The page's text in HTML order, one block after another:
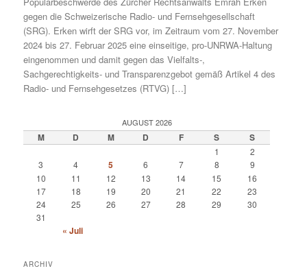
gegen die Schweizerische Radio- und Fernsehgesellschaft
(SRG). Erken wirft der SRG vor, im Zeitraum vom 27. November
2024 bis 27. Februar 2025 eine einseitige, pro-UNRWA-Haltung
eingenommen und damit gegen das Vielfalts-,
Sachgerechtigkeits- und Transparenzgebot gemäß Artikel 4 des
Radio- und Fernsehgesetzes (RTVG) […]
AUGUST 2026
M D M D F S S
1
2
3
4 5 6 7 8
9
10
11 12 13 14 15
16
17
18 19 20 21 22
23
24
25 26 27 28 29
30
31
« Juli
ARCHIV